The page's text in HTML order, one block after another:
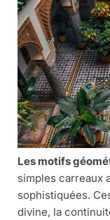
Les motifs
simples carreaux
sophistiquées.
divine, la